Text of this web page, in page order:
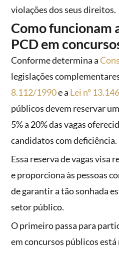
violações dos seus direitos.
Como funcionam
PCD em
Conforme determina a
legislações
8.112/1990e a Lei nº
públicos devem reservar
5% a 20% das vagas
candidatos com deficiência.
Essa reserva de vagas visa
e proporciona às pessoas
de garantir a tão sonhada
setor público.
O primeiro passa para
em concursos públicos está